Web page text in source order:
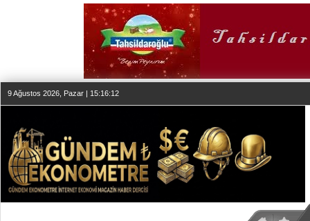
9 Ağustos 2026, Pazar | 15:16:13